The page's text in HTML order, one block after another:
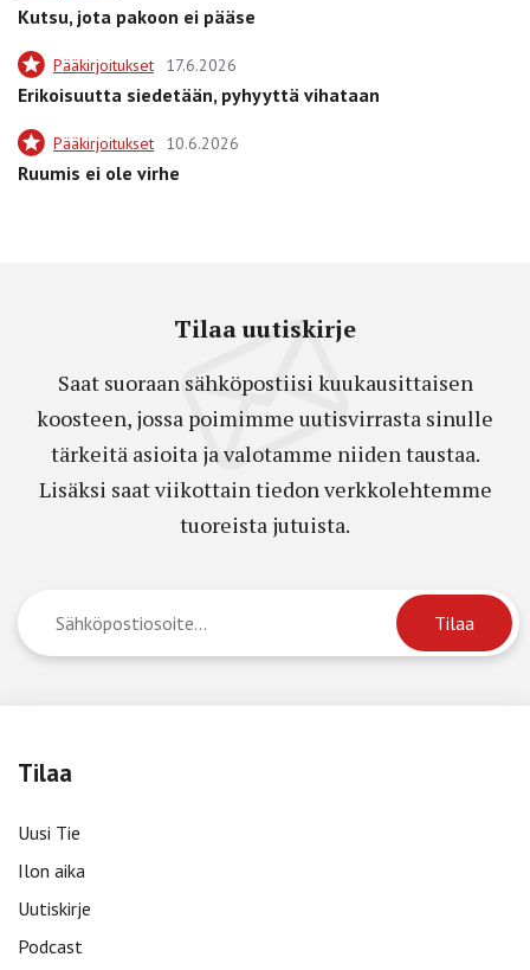
Kutsu, jota pakoon ei pääse
Pääkirjoitukset 17.6.2026
Erikoisuutta siedetään, pyhyyttä vihataan
Pääkirjoitukset 10.6.2026
Ruumis ei ole virhe
Tilaa uutiskirje
Saat suoraan sähköpostiisi kuukausittaisen
koosteen, jossa poimimme uutisvirrasta sinulle
tärkeitä asioita ja valotamme niiden taustaa.
Lisäksi saat viikottain tiedon verkkolehtemme
tuoreista jutuista.
Tilaa
Uusi Tie
Ilon aika
Uutiskirje
Podcast